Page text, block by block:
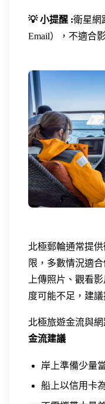
💡 小提醒 :衛星網
Email），不適合
北極郵輪通常提
限，多數情況適
上傳照片、觀看
度可能不足，建
北極旅遊金流與
金流建議
岸上準備少量
船上以信用卡